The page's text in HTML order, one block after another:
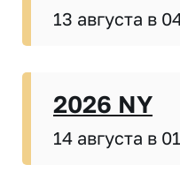
13 августа в
2026 NY
14 августа в